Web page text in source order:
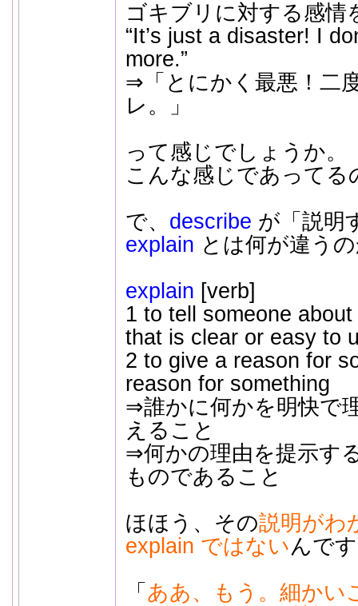
ゴキブリに対する感情
“It’s just a disaster! I
more.”
⇒「とにかく最悪！二
レ。」
って感じでしょうか。
こんな感じであってる
で、 describe が「説明
explain とは何が違う
explain [verb]
1 to tell someone
that is clear or easy to
2 to give a reason for
reason for something
⇒誰かに何かを明快で
えること
⇒何かの理由を提示す
ものであること
ほほう、その説明がわ
explain ではないんで
「 ああ、もう。細かい